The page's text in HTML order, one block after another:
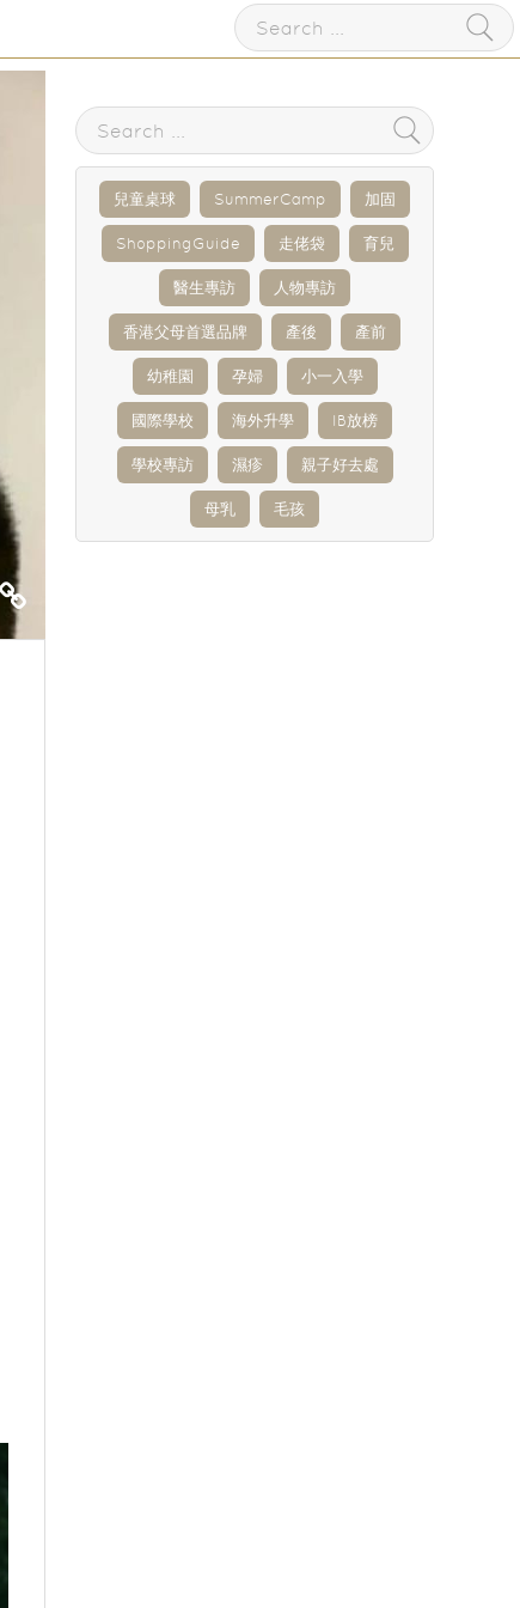
兒童桌球 SummerCamp 加固
ShoppingGuide 走佬袋 育兒
醫生專訪 人物專訪
香港父母首選品牌 產後 產前
幼稚園 孕婦 小一入學
國際學校 海外升學 IB放榜
學校專訪 濕疹 親子好去處
母乳 毛孩